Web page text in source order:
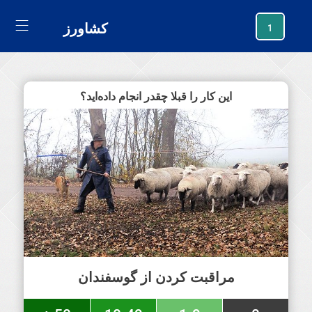
کشاورز 1
این کار را قبلا چقدر انجام داده‌اید؟
مراقبت کردن از گوسفندان